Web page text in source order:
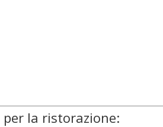
la ristorazione: